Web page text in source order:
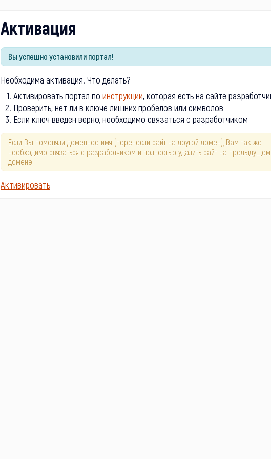
Активация
Вы успешно установили портал!
Необходима активация. Что делать?
Активировать портал по инструкции, которая есть на сайте
Проверить, нет ли в ключе лишних пробелов или символов
Если ключ введен верно, необходимо связаться с разработчиком
Если Вы поменяли доменное имя (перенесли сайт на другой домен), Вам так же
необходимо связаться с разработчиком и полностью удалить сайт на предыдущем
домене
Активировать